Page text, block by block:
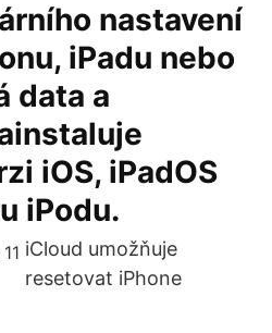
nastavení
iPadu nebo
data a
iOS, iPadOS
iPodu.
iCloud umožňuje
resetovat iPhone